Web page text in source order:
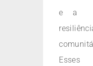
e a
Esses